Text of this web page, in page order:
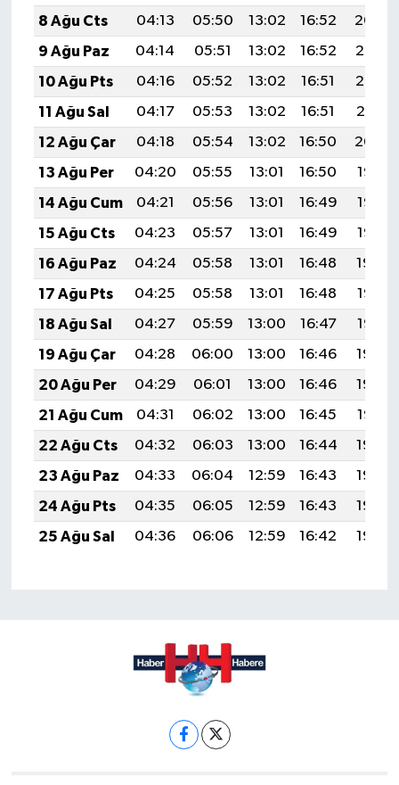
8 Ağu Cts
04:13 05:50 13:02 16:52
20:04
9 Ağu Paz
04:14 05:51 13:02 16:52
20:03
10 Ağu Pts
04:16 05:52 13:02 16:51
20:02
11 Ağu Sal
04:17 05:53 13:02 16:51
20:01
12 Ağu Çar
04:18 05:54 13:02 16:50
20:00
13 Ağu Per
04:20 05:55 13:01 16:50
19:58
14 Ağu Cum
04:21 05:56 13:01 16:49
19:57
15 Ağu Cts
04:23 05:57 13:01 16:49
19:56
16 Ağu Paz
04:24 05:58 13:01 16:48
19:54
17 Ağu Pts
04:25 05:58 13:01 16:48
19:53
18 Ağu Sal
04:27 05:59 13:00 16:47
19:52
19 Ağu Çar
04:28 06:00 13:00 16:46
19:50
20 Ağu Per
04:29 06:01 13:00 16:46
19:49
21 Ağu Cum
04:31 06:02 13:00 16:45
19:47
22 Ağu Cts
04:32 06:03 13:00 16:44
19:46
23 Ağu Paz
04:33 06:04 12:59 16:43
19:45
24 Ağu Pts
04:35 06:05 12:59 16:43
19:43
25 Ağu Sal
04:36 06:06 12:59 16:42 19:42